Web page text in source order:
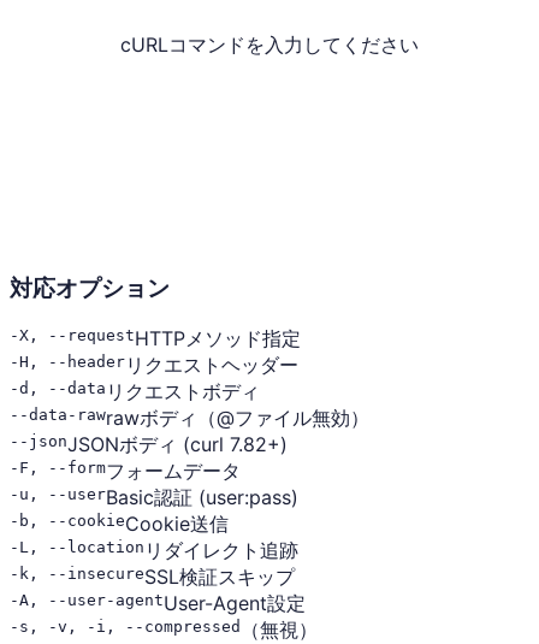
cURLコマンドを入力してください
対応オプション
-X, --requestHTTPメソッド指定
-H, --header リクエストヘッダー
-d, --data リクエストボディ
--data-rawrawボディ（@ファイル無効）
--jsonJSONボディ (curl 7.82+)
-F, --formフォームデータ
-u, --userBasic認証 (user:pass)
-b, --cookieCookie送信
-L, --location リダイレクト追跡
-k, --insecureSSL検証スキップ
-A, --user-agentUser-Agent設定
-s, -v, -i, --compressed
（無視）